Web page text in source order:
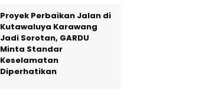
Proyek Perbaikan Jalan di
Kutawaluya Karawang
Jadi Sorotan, GARDU
Minta Standar
Keselamatan
Diperhatikan